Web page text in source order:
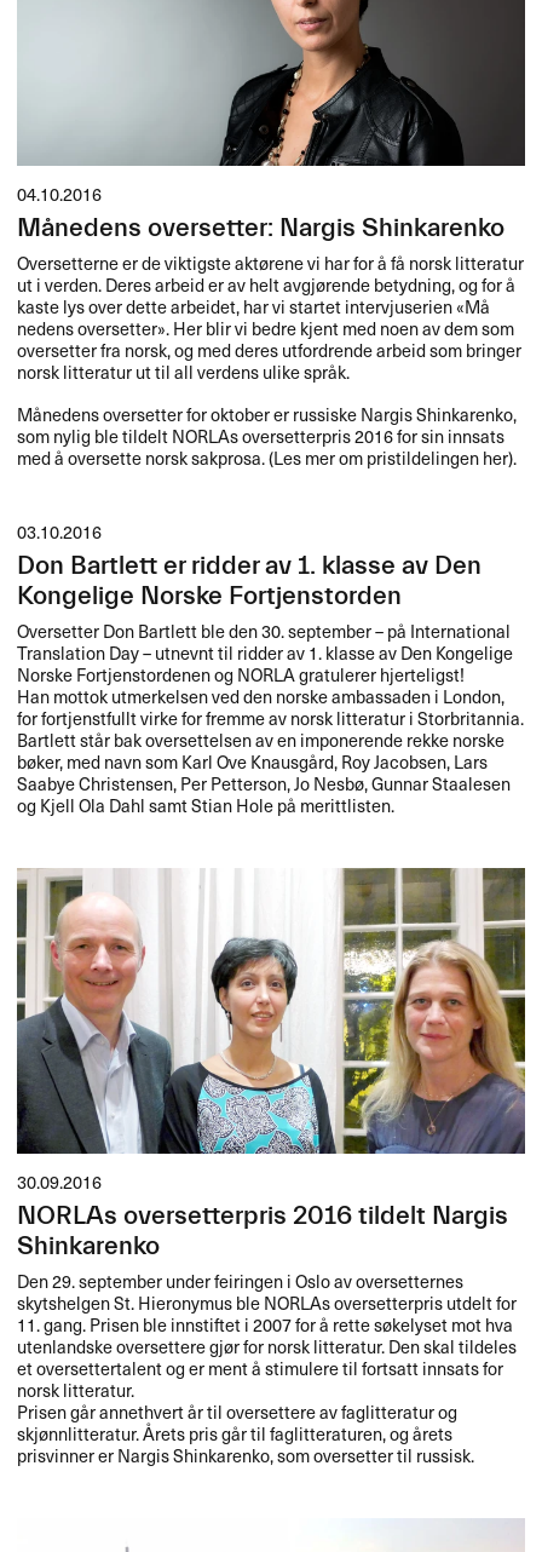
04.10.2016
Månedens oversetter: Nargis Shinkarenko
Oversetterne er de viktigste akt​ø​rene vi har for ​å f​å norsk litteratur
ut i verden. Deres arbeid er av helt avgj​ø​rende betydning, og for ​å
kaste lys over dette arbeidet, har vi startet intervjuserien «​M​å​
nedens oversetter​»​​. Her blir vi bedre kjent med noen av dem som
oversetter fra norsk, og med deres utfordrende arbeid som bringer
norsk litteratur ut til all verdens ulike spr​å​k.​​
M​å​nedens oversetter for oktober er russiske Nargis Shinkarenko,
som nylig ble tildelt NORLAs oversetterpris 2016 for sin innsats
med ​å oversette norsk sakprosa. (Les mer om pristildelingen her).​​
03.10.2016
Don Bartlett er ridder av 1. klasse av Den
Kongelige Norske Fortjenstorden
Oversetter Don Bartlett ble den 30. september – på International
Translation Day – utnevnt til ridder av 1. klasse av Den Kongelige
Norske Fortjenstordenen og NORLAgratulerer hjerteligst!
Han mottok utmerkelsen ved den norske ambassaden i London,
for fortjenstfullt virke for fremme av norsk litteratur i Storbritannia.
Bartlett står bak oversettelsen av en imponerende rekke norske
bøker, med navn som Karl Ove Knausgård, Roy Jacobsen, Lars
Saabye Christensen, Per Petterson, Jo Nesbø, Gunnar Staalesen
og Kjell Ola Dahl samt Stian Hole på merittlisten.
30.09.2016
NORLAs oversetterpris 2016 tildelt Nargis
Shinkarenko
Den 29. september under feiringen i Oslo av oversetternes
skytshelgen St. Hieronymus ble NORLAs oversetterpris utdelt for
11. gang. Prisen ble innstiftet i 2007 for å rette søkelyset mot hva
utenlandske oversettere gjør for norsk litteratur. Den skal tildeles
et oversettertalent og er ment å stimulere til fortsatt innsats for
norsk litteratur.
Prisen går annethvert år til oversettere av faglitteratur og
skjønnlitteratur. Årets pris går til faglitteraturen, og årets
prisvinner er Nargis Shinkarenko, som oversetter til russisk.